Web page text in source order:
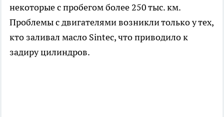
некоторые с пробегом более 250 тыс. км.
Проблемы с двигателями возникли только у тех,
кто заливал масло Sintec, что приводило к
задиру цилиндров.